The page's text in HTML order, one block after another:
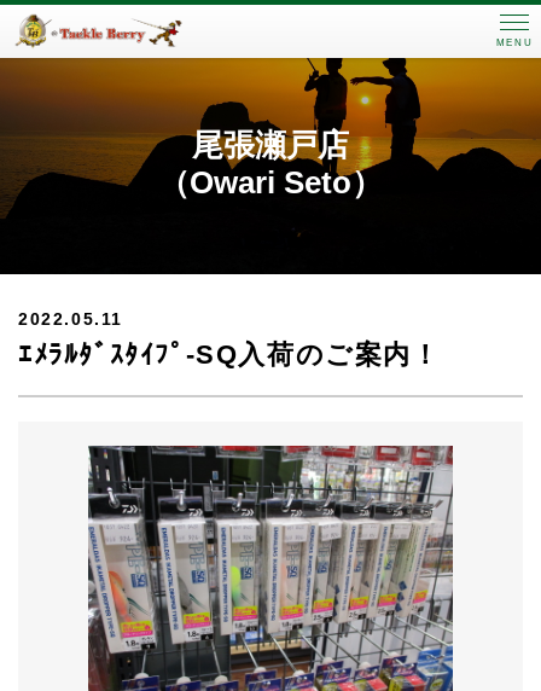
MENU
尾張瀬戸店
（Owari Seto）
2022.05.11
ｴﾒﾗﾙﾀﾞｽﾀｲﾌﾟ-SQ入荷のご案内！